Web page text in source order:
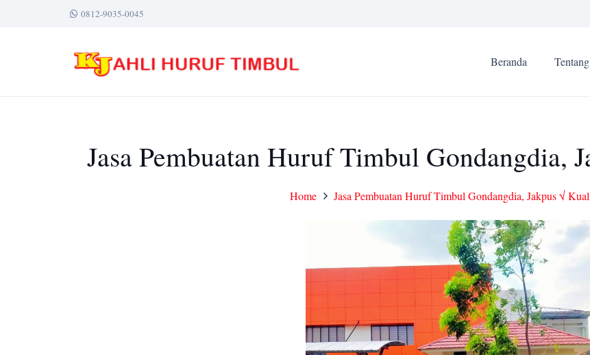
0812-9035-0045
Beranda
Jasa Pembuatan Huruf Timbul Gondangdia,
Home Jasa Pembuatan Huruf Timbul Gondangdia, Jakpus √